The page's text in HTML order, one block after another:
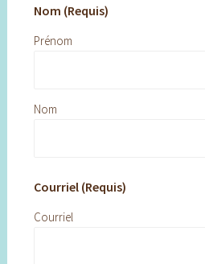
Nom (Requis)
Prénom
Nom
Courriel (Requis)
Courriel